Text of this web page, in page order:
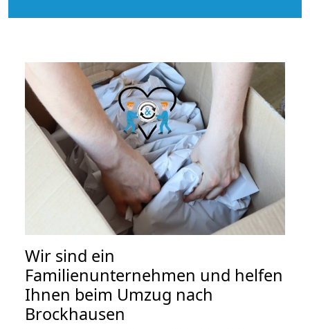
Wir sind ein
Familienunternehmen und helfen
Ihnen beim Umzug nach
Brockhausen